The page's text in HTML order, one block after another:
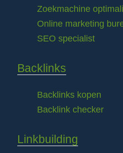
Zoekmachine
Online marketing
SEO specialist
Backlinks
Backlinks kopen
Backlink checker
Linkbuilding